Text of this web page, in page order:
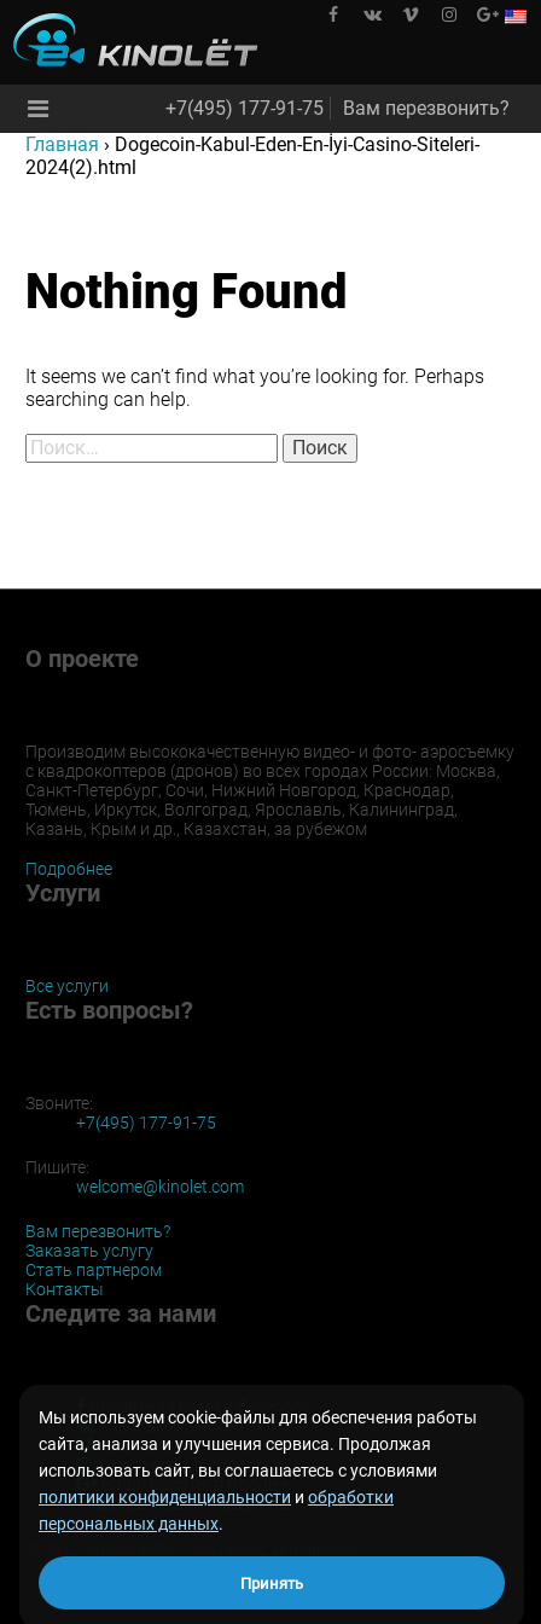
to
content
kinolet
+7(495) 177-91-75
Вам перезвонить?
Главная › Dogecoin-Kabul-Eden-En-İyi-Casino-Siteleri-
2024(2).html
Nothing Found
It seems we can’t find what you’re looking for. Perhaps
searching can help.
Найти:
О проекте
Производим высококачественную видео- и фото- аэросъемку
с квадрокоптеров (дронов) во всех городах России: Москва,
Санкт-Петербург, Сочи, Нижний Новгород, Краснодар,
Тюмень, Иркутск, Волгоград, Ярославль, Калининград,
Казань, Крым и др., Казахстан, за рубежом
Подробнее
Услуги
Все услуги
Есть вопросы?
Звоните:
+7(495) 177-91-75
Пишите:
welcome@kinolet.com
Вам перезвонить?
Заказать услугу
Стать партнером
Контакты
Следите за нами
Следите за нами в Facebook
Аэросъемка вКонтакте
Наш канал на Vimeo
Аэросъемка в Instagram
Наши работы в Google+
Подпишитесь на наши новости
Мы используем cookie-файлы для обеспечения работы
сайта, анализа и улучшения сервиса. Продолжая
использовать сайт, вы соглашаетесь с условиями
политики конфиденциальности и обработки
персональных данных.
Принять